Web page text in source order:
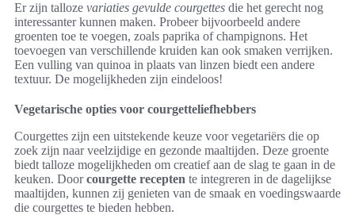
Er zijn talloze variaties gevulde courgettes die het gerecht nog
interessanter kunnen maken. Probeer bijvoorbeeld andere
groenten toe te voegen, zoals paprika of champignons. Het
toevoegen van verschillende kruiden kan ook smaken verrijken.
Een vulling van quinoa in plaats van linzen biedt een andere
textuur. De mogelijkheden zijn eindeloos!
Vegetarische opties voor courgetteliefhebbers
Courgettes zijn een uitstekende keuze voor vegetariërs die op
zoek zijn naar veelzijdige en gezonde maaltijden. Deze groente
biedt talloze mogelijkheden om creatief aan de slag te gaan in de
keuken. Doorcourgette recepten te integreren in de dagelijkse
maaltijden, kunnen zij genieten van de smaak en voedingswaarde
die courgettes te bieden hebben.